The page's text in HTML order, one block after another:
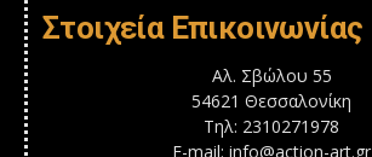
Στοιχεία Επικοινωνίας
Αλ. Σβώλου 55
54621 Θεσσαλονίκη
Τηλ: 2310271978
E-mail: info@action-art.gr